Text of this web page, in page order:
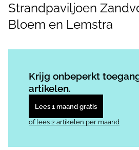
Strandpaviljoen
Bloem en Lemstra
Krijg onbeperkt
artikelen.
Lees 1 maand gratis
of lees 2 artikelen per maand